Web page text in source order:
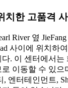
치한 고품격
River 옆 JieFang
사이에 위치하
. 이 센터에서는
이동할 수 있으
엔터테인먼트,